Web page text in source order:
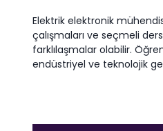
Elektrik elektronik
çalışmaları ve seçmeli
farklılaşmalar olabilir.
endüstriyel ve teknolojik